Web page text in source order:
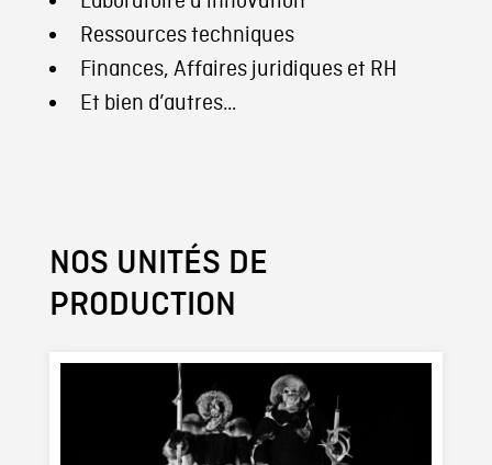
Ressources techniques
Finances, Affaires juridiques et RH
Et bien d’autres…
NOS UNITÉS DE
PRODUCTION